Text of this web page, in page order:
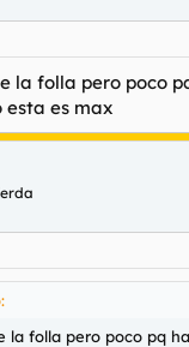
la folla pero poco
esta es max
la folla pero poco pq